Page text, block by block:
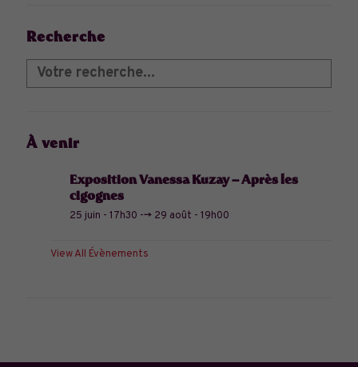
Recherche
À venir
Exposition Vanessa Kuzay – Après les
cigognes
25 juin - 17h30 --> 29 août - 19h00
View All Évènements